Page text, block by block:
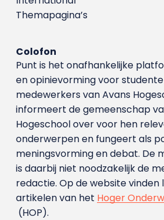
Themapagina’s
Colofon
Punt is het onafhankelijke
en opinievorming voor
medewerkers van Avans
informeert de gemeenschap
Hogeschool over voor hen
onderwerpen en fungeert als
meningsvorming en debat. De
is daarbij niet noodzakelijk de
redactie. Op de website vinden
artikelen van het Hoger
(HOP).